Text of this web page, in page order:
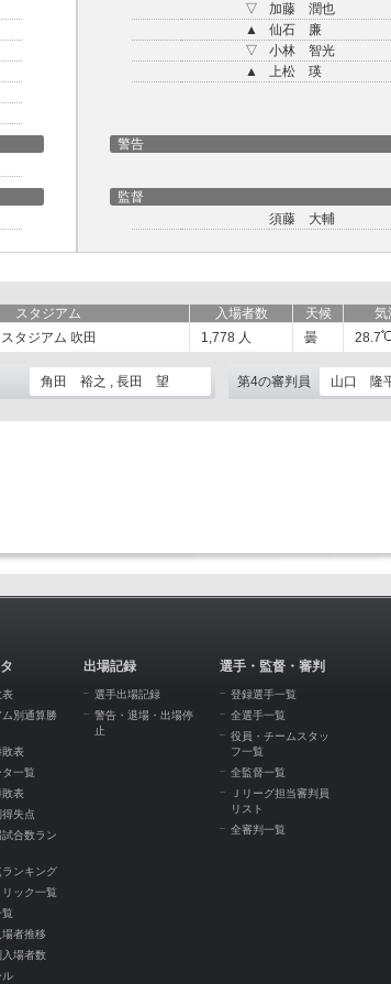
▽
加藤 潤也
▲
仙石 廉
▽
小林 智光
▲
上松 瑛
警告
監督
須藤 大輔
スタジアム 入場者数 天候 気
タジアム 吹田 1,778 人 曇 28.7
角田 裕之 , 長田 望 第4の審判員 山口 隆
表
ム別通算勝
敗表
一覧
敗表
失点
合数ラン
ンキング
ック一覧
覧
者推移
入場者数
ル
出場記録
選手出場記録
警告・退場・出場停
止
選手・監督・審判
登録選手一覧
全選手一覧
役員・チームスタッ
フ一覧
全監督一覧
Ｊリーグ担当審判員
リスト
全審判一覧